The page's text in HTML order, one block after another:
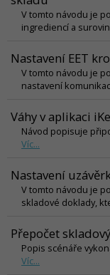
V tomto návodu je
ingrediencí a
Nastavení EET
V tomto návodu je
nastavení
Váhy v aplikaci
Návod popisuje
Víc...
Nastavení
V tomto návodu je
skladové doklady,
Přepočet
Popis scénáře
Víc...